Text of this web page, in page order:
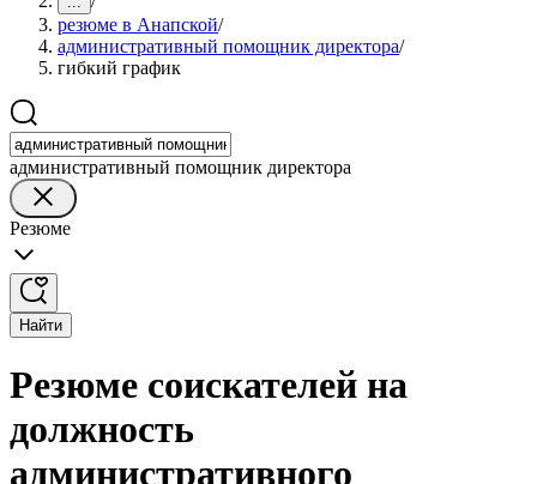
резюме в Анапской/
административный помощник директора/
гибкий график
административный помощник директора
Резюме
Найти
Резюме соискателей на
должность
административного